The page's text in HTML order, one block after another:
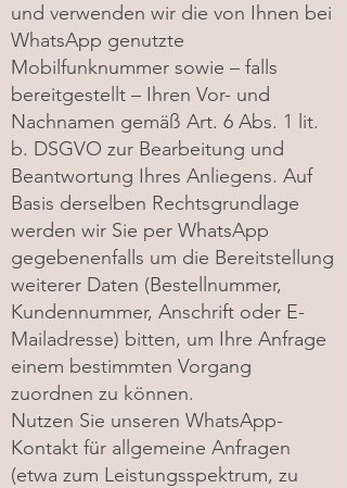
und verwenden wir die von Ihnen bei
WhatsApp genutzte
Mobilfunknummer sowie – falls
bereitgestellt – Ihren Vor- und
Nachnamen gemäß Art. 6 Abs. 1 lit.
b. DSGVO zur Bearbeitung und
Beantwortung Ihres Anliegens. Auf
Basis derselben Rechtsgrundlage
werden wir Sie per WhatsApp
gegebenenfalls um die Bereitstellung
weiterer Daten (Bestellnummer,
Kundennummer, Anschrift oder E-
Mailadresse) bitten, um Ihre Anfrage
einem bestimmten Vorgang
zuordnen zu können.
Nutzen Sie unseren WhatsApp-
Kontakt für allgemeine Anfragen
(etwa zum Leistungsspektrum, zu